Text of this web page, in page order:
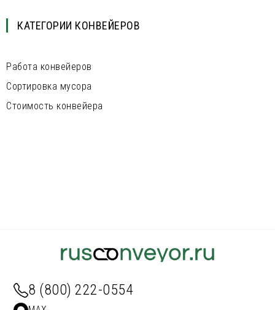
КАТЕГОРИИ КОНВЕЙЕРОВ
Работа конвейеров
Сортировка мусора
Стоимость конвейера
8 (800) 222-0554